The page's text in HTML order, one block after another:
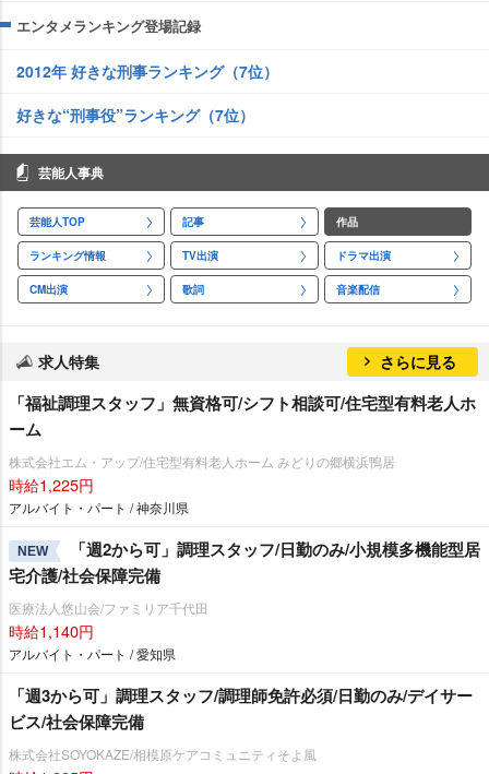
エンタメランキング登場記録
2012年 好きな刑事ランキング（7位）
好きな“刑事役”ランキング（7位）
芸能人事典
芸能人TOP 記事 作品
ランキング情報 TV出演 ドラマ出演
CM出演 歌詞 音楽配信
求人特集 さらに見る
「福祉調理スタッフ」無資格可/シフト相談可/住宅型有料老人ホ
ーム
株式会社エム・アップ/住宅型有料老人ホーム みどりの郷横浜鴨居
時給1,225円
アルバイト・パート / 神奈川県
NEW
「週2から可」調理スタッフ/日勤のみ/小規模多機能型居
宅介護/社会保障完備
医療法人悠山会/ファミリア千代田
時給1,140円
アルバイト・パート / 愛知県
「週3から可」調理スタッフ/調理師免許必須/日勤のみ/デイサー
ビス/社会保障完備
株式会社SOYOKAZE/相模原ケアコミュニティそよ風